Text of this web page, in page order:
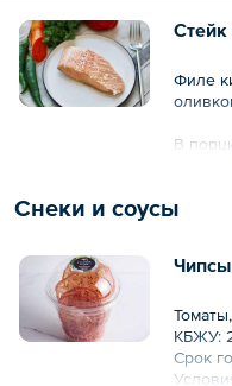
Филе
В
Жиры 11
Снеки и соусы
Чипсы
КБЖУ:
Срок